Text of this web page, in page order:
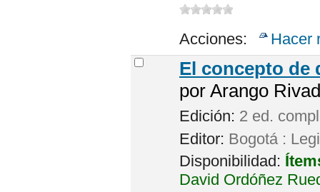
Acciones: Hacer
El concepto de
por Arango
Edición: 2 ed.
Editor: Bogotá :
Disponibilidad:
David Ordóñez